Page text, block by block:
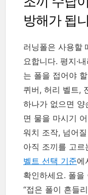
방해가 됩
러닝폴은 사용할
요합니다. 평지·
는 폴을 접어야
퀴버, 허리 벨트,
하나가 없으면 양
면 물을 마시기
워치 조작, 넘어
아직 조끼를 고르
벨트 선택 기준에
확인하세요. 폴을
“접은 폴이 흔들